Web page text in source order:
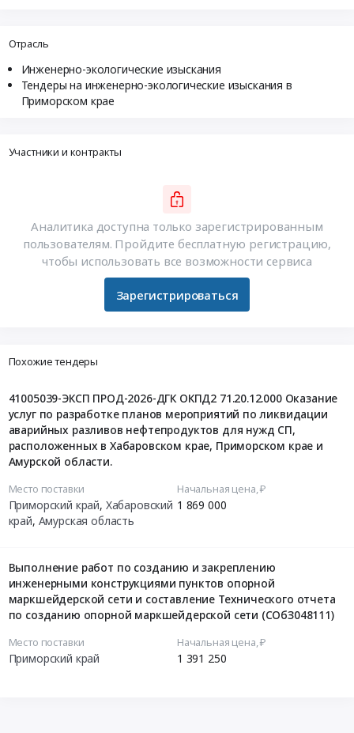
Отрасль
Инженерно-экологические изыскания
Тендеры на инженерно-экологические изыскания в
Приморском крае
Участники и контракты
Аналитика доступна только зарегистрированным
пользователям. Пройдите бесплатную регистрацию,
чтобы использовать все возможности сервиса
Зарегистрироваться
Похожие тендеры
41005039-ЭКСП ПРОД-2026-ДГК ОКПД2 71.20.12.000 Оказание
услуг по разработке планов мероприятий по ликвидации
аварийных разливов нефтепродуктов для нужд СП,
расположенных в Хабаровском крае, Приморском крае и
Амурской области.
Место поставки
Приморский край, Хабаровский
край, Амурская область
Начальная цена, ₽
1 869 000
Выполнение работ по созданию и закреплению
инженерными конструкциями пунктов опорной
маркшейдерской сети и составление Технического отчета
по созданию опорной маркшейдерской сети (СОбЗ048111)
Место поставки
Приморский край
Начальная цена, ₽
1 391 250